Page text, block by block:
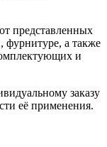
представленных
фурнитуре, а также
и
заказу
её применения.